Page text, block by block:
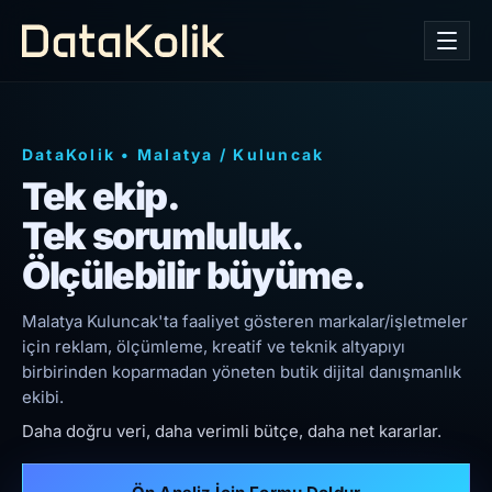
DataKolik • Malatya / Kuluncak
Tek ekip.
Tek sorumluluk.
Ölçülebilir büyüme.
Malatya Kuluncak'ta faaliyet gösteren markalar/işletmeler
için reklam, ölçümleme, kreatif ve teknik altyapıyı
birbirinden koparmadan yöneten butik dijital danışmanlık
ekibi.
Daha doğru veri, daha verimli bütçe, daha net kararlar.